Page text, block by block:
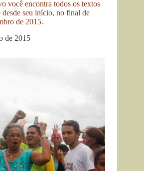
você encontra todos os textos
desde seu início, no final de
de 2015.
de 2015